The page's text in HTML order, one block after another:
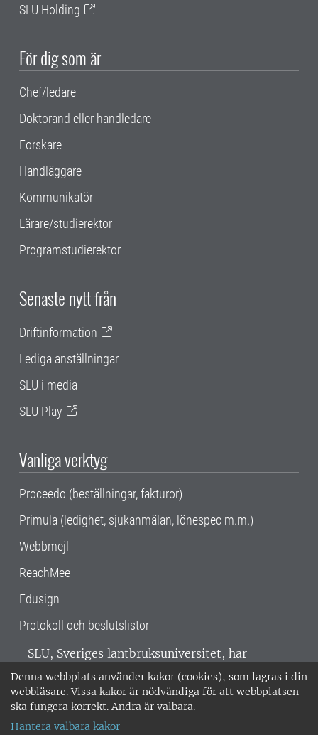
Denna webbplats använder kakor (cookies), som lagras i din
webbläsare. Vissa kakor är nödvändiga för att webbplatsen
ska fungera korrekt. Andra är valbara.
Hantera valbara kakor
SLU Holding
För dig som är
Chef/ledare
Doktorand eller handledare
Forskare
Handläggare
Kommunikatör
Lärare/studierektor
Programstudierektor
Senaste nytt från
Driftinformation
Lediga anställningar
SLU i media
SLU Play
Vanliga verktyg
Proceedo (beställningar, fakturor)
Primula (ledighet, sjukanmälan, lönespec m.m.)
Webbmejl
ReachMee
Edusign
Protokoll och beslutslistor
SLU, Sveriges lantbruksuniversitet, har
verksamhet över hela Sverige. Huvudorter är
Alnarp, Uppsala och Umeå.SLU är
miljöcertifierat enligt ISO 14001. •
018-67 10 00 • Org nr: 202100-2817 •